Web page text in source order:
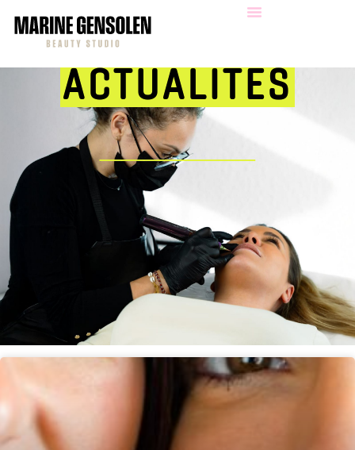
ACTUALITES
_______